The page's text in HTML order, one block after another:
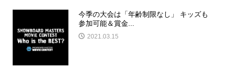
今季の大会は「年齢制限なし」 キッズも
参加可能＆賞金...
2021.03.15